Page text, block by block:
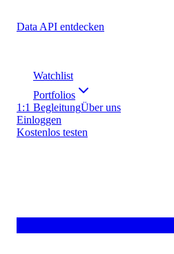
Data API entdecken
Watchlist
Portfolios
1:1 BegleitungÜber uns
Einloggen
Kostenlos testen